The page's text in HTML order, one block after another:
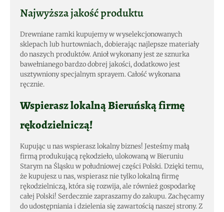
Najwyższa jakość produktu
Drewniane ramki kupujemy w wyselekcjonowanych
sklepach lub hurtowniach, dobierając najlepsze materiały
do naszych produktów. Anioł wykonany jest ze sznurka
bawełnianego bardzo dobrej jakości, dodatkowo jest
usztywniony specjalnym sprayem. Całość wykonana
ręcznie.
Wspierasz lokalną Bieruńską firmę
rękodzielniczą!
Kupując u nas wspierasz lokalny biznes! Jesteśmy małą
firmą produkującą rękodzieło, ulokowaną w Bieruniu
Starym na Śląsku w południowej części Polski. Dzięki temu,
że kupujesz u nas, wspierasz nie tylko lokalną firmę
rękodzielniczą, która się rozwija, ale również gospodarkę
całej Polski! Serdecznie zapraszamy do zakupu. Zachęcamy
do udostępniania i dzielenia się zawartością naszej strony. Z